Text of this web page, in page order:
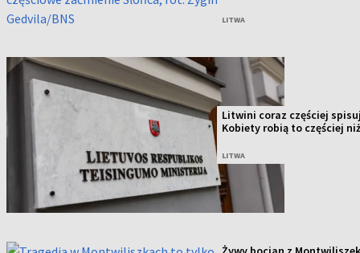
LITWA
Litwini coraz częściej
Kobiety robią to częściej
LITWA